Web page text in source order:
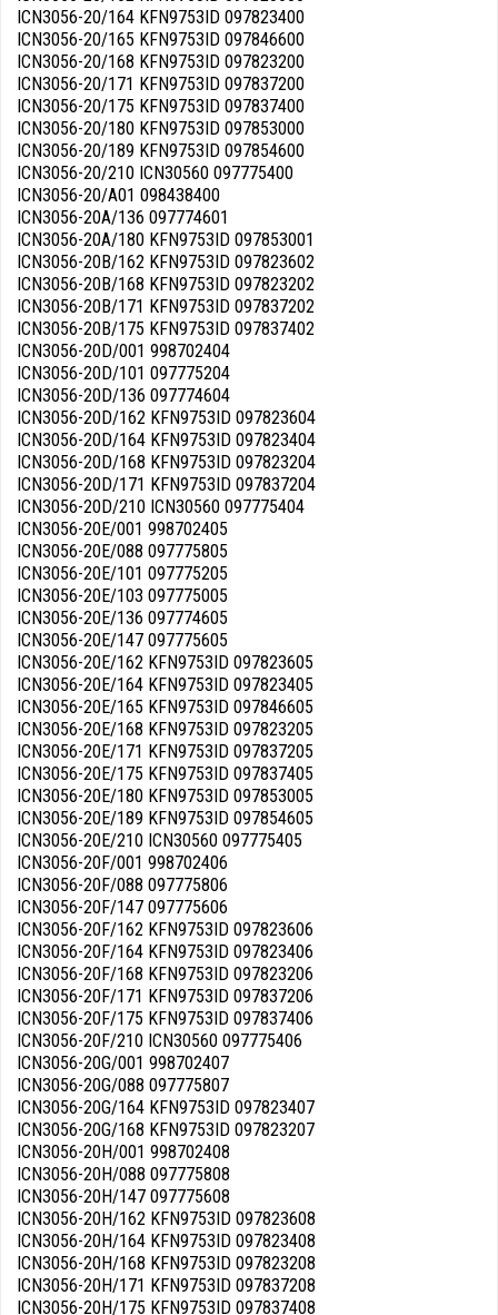
ICN3056-20/164 KFN9753ID 097823400
ICN3056-20/165 KFN9753ID 097846600
ICN3056-20/168 KFN9753ID 097823200
ICN3056-20/171 KFN9753ID 097837200
ICN3056-20/175 KFN9753ID 097837400
ICN3056-20/180 KFN9753ID 097853000
ICN3056-20/189 KFN9753ID 097854600
ICN3056-20/210 ICN30560 097775400
ICN3056-20/A01 098438400
ICN3056-20A/136 097774601
ICN3056-20A/180 KFN9753ID 097853001
ICN3056-20B/162 KFN9753ID 097823602
ICN3056-20B/168 KFN9753ID 097823202
ICN3056-20B/171 KFN9753ID 097837202
ICN3056-20B/175 KFN9753ID 097837402
ICN3056-20D/001 998702404
ICN3056-20D/101 097775204
ICN3056-20D/136 097774604
ICN3056-20D/162 KFN9753ID 097823604
ICN3056-20D/164 KFN9753ID 097823404
ICN3056-20D/168 KFN9753ID 097823204
ICN3056-20D/171 KFN9753ID 097837204
ICN3056-20D/210 ICN30560 097775404
ICN3056-20E/001 998702405
ICN3056-20E/088 097775805
ICN3056-20E/101 097775205
ICN3056-20E/103 097775005
ICN3056-20E/136 097774605
ICN3056-20E/147 097775605
ICN3056-20E/162 KFN9753ID 097823605
ICN3056-20E/164 KFN9753ID 097823405
ICN3056-20E/165 KFN9753ID 097846605
ICN3056-20E/168 KFN9753ID 097823205
ICN3056-20E/171 KFN9753ID 097837205
ICN3056-20E/175 KFN9753ID 097837405
ICN3056-20E/180 KFN9753ID 097853005
ICN3056-20E/189 KFN9753ID 097854605
ICN3056-20E/210 ICN30560 097775405
ICN3056-20F/001 998702406
ICN3056-20F/088 097775806
ICN3056-20F/147 097775606
ICN3056-20F/162 KFN9753ID 097823606
ICN3056-20F/164 KFN9753ID 097823406
ICN3056-20F/168 KFN9753ID 097823206
ICN3056-20F/171 KFN9753ID 097837206
ICN3056-20F/175 KFN9753ID 097837406
ICN3056-20F/210 ICN30560 097775406
ICN3056-20G/001 998702407
ICN3056-20G/088 097775807
ICN3056-20G/164 KFN9753ID 097823407
ICN3056-20G/168 KFN9753ID 097823207
ICN3056-20H/001 998702408
ICN3056-20H/088 097775808
ICN3056-20H/147 097775608
ICN3056-20H/162 KFN9753ID 097823608
ICN3056-20H/164 KFN9753ID 097823408
ICN3056-20H/168 KFN9753ID 097823208
ICN3056-20H/171 KFN9753ID 097837208
ICN3056-20H/175 KFN9753ID 097837408